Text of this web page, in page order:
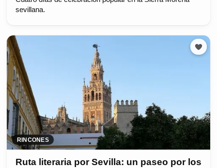
sevillana.
RINCONES
Ruta literaria por Sevilla: un paseo por los